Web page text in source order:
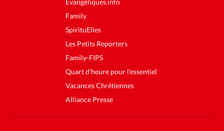
Family
SpirituElles
Les Petits Reporters
Family-FIPS
Quart d'heure pour l'essentiel
Vacances Chrétiennes
Alliance Presse